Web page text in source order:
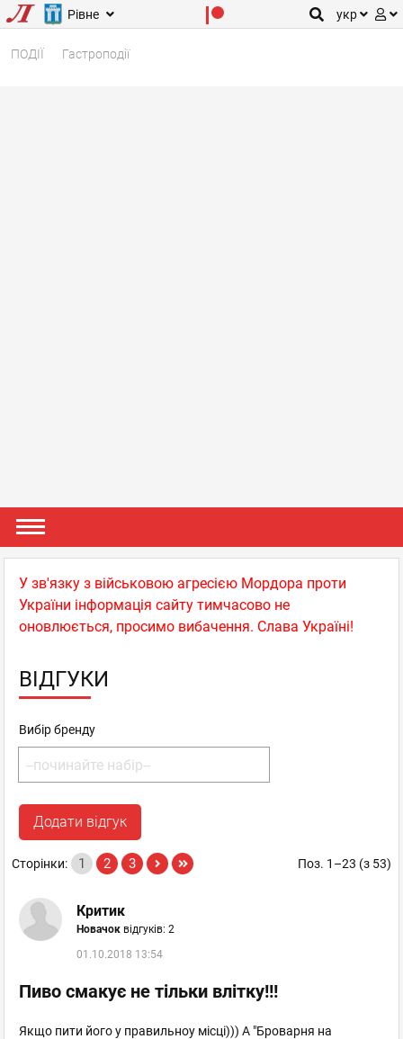
Рівне укр
ПОДІЇ Гастроподії
У зв'язку з військовою агресією Мордора проти
України інформація сайту тимчасово не
оновлюється, просимо вибачення. Слава Україні!
ВІДГУКИ
Вибір бренду
Додати відгук
Поз. 1–23 (з 53)
Сторінки: 1 2 3
Критик
Новачок відгуків: 2
01.10.2018 13:54
Пиво смакує не тільки влітку!!!
Якщо пити його у правильноу місці))) А "Броварня на